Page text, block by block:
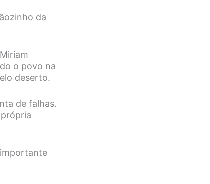
da
o povo na
deserto.
de falhas.